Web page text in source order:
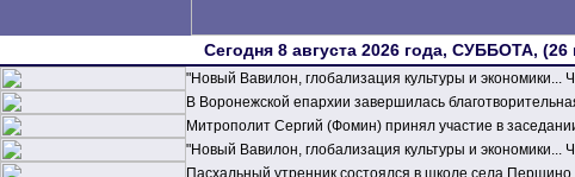
Сегодня 8 августа 2026 года, СУББОТА,
"Новый Вавилон, глобализация культуры и экономики...
В Воронежской епархии завершилась
Митрополит Сергий (Фомин) принял участие в
"Новый Вавилон, глобализация культуры и экономики...
Пасхальный утренник состоялся в школе села Першино